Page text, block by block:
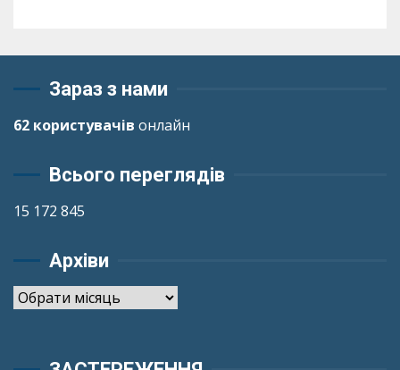
Зараз з нами
62 користувачів онлайн
Всього переглядів
15 172 845
Архіви
Архіви